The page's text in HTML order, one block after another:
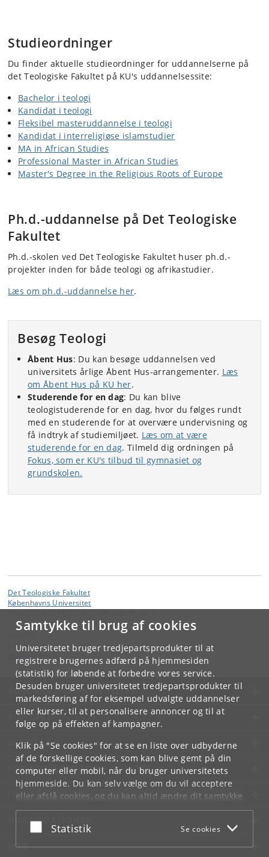
Samtykke til brug af cookies
Universitetet bruger tredjepartsprodukter til at
registrere brugernes adfærd på hjemmesiden
(statistik) for løbende at forbedre vores service.
Desuden bruger universitetet tredjepartsprodukter til
markedsføring af for eksempel udvalgte uddannelser
eller kurser, til at personalisere annoncer og til at
følge op på effekten af kampagner.
Klik på "Se cookies" for at se en liste over udbyderne
af de forskellige cookies, som kan blive gemt på din
computer eller mobil, når du bruger universitetets
hjemmeside. Du kan selv vælge om du vil acceptere
eller afslå cookies, og du kan altid ændre dit samtykke
underCookie- og privatlivspolitiksom du finder i
bunden af hver side.
Acceptér eller afslå
Statistik Se cookies
Studieordninger
Du finder aktuelle studieordninger for uddannelserne på
det Teologiske Fakultet på KU's uddannelsessite:
Bachelor i teologi
Kandidat i teologi
Fleksibel masteruddannelse i teologi
Kandidat i interreligiøse islamstudier
MA in African Studies
Professional Master in African Studies
Master's Degree in the Religious Roots of Europe
Ph.d.-uddannelse på Det Teologiske
Fakultet
Ph.d.-skolen ved Det Teologiske Fakultet huser ph.d.-
projekter inden for både teologi og afrikastudier.
Læs om ph.d.-uddannelse her.
Besøg Teologi
Åbent Hus: Du kan besøge uddannelsen ved
universitets årlige Åbent Hus-arrangementer. Læs
om Åbent Hus på KU her.
Studerende for en dag: Du kan blive
teologistuderende for en dag, hvor du følges rundt
med en studerende for at overvære undervisning og
få indtryk af studiemiljøet. Læs om at være
studerende for en dag. Tilmeld dig ordningen på
Fokus, som er KU's tilbud til gymnasiet og
grundskolen.
Det Teologiske Fakultet
Københavns Universitet
Det Teologiske Fakultet
KØBENHAVNS UNIVERSITET
KONTAKT
SERVICES
FOR STUDERENDE OG ANSATTE
JOB OG KARRIERE
NØDSITUATIONER
WEB